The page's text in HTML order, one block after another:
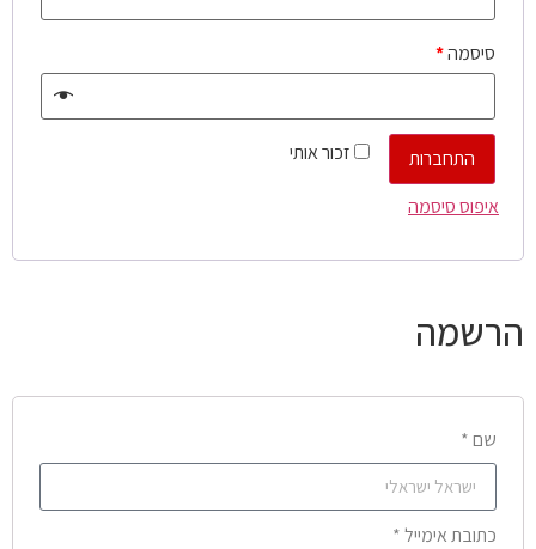
סיסמה*
זכור אותי
התחברות
איפוס סיסמה
הרשמה
שם *
כתובת אימייל *